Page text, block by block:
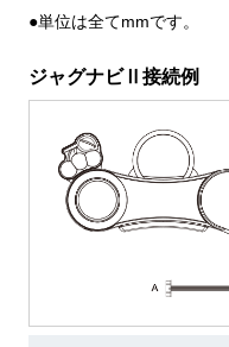
●単位は全てmmです。
ジャグナビⅡ接続例